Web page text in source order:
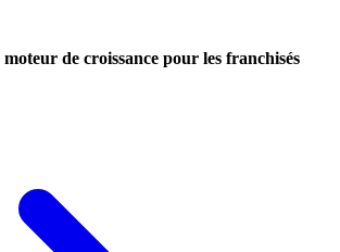
de croissance pour les franchisés